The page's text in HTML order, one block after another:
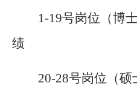
1-19号岗位（博士
绩
20-28号岗位（硕